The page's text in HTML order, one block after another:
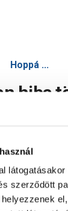
szerződött
Hoppá ...
hiba
újratöltése